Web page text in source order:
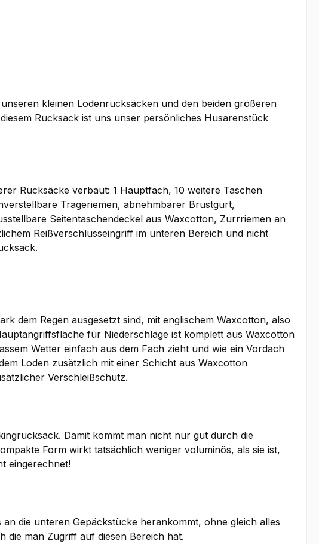
kleinen Lodenrucksäcken und den beiden größeren
Rucksack ist uns unser persönliches Husarenstück
Rucksäcke verbaut: 1 Hauptfach, 10 weitere Taschen
Trageriemen, abnehmbarer Brustgurt,
Seitentaschendeckel aus Waxcotton, Zurrriemen an
Reißverschlusseingriff im unteren Bereich und nicht
dem Regen ausgesetzt sind, mit englischem Waxcotton, also
für Niederschläge ist komplett aus Waxcotton
Wetter einfach aus dem Fach zieht und wie ein Vordach
Loden zusätzlich mit einer Schicht aus Waxcotton
Verschleißschutz.
Damit kommt man nicht nur gut durch die
Form wirkt tatsächlich weniger voluminös, als sie ist,
eingerechnet!
die unteren Gepäckstücke herankommt, ohne gleich alles
die man Zugriff auf diesen Bereich hat.